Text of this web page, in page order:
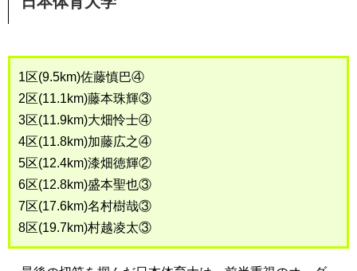
1区(9.5km)佐藤慎巴④
2区(11.1km)藤本珠輝③
3区(11.9km)大畑怜士④
4区(11.8km)加藤広之④
5区(12.4km)漆畑徳輝②
6区(12.8km)盛本聖也③
7区(17.6km)名村樹哉③
8区(19.7km)村越凌太③